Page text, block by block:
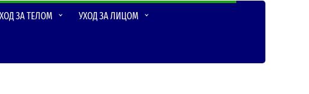
ЗА ТЕЛОМ УХОД ЗА ЛИЦОМ